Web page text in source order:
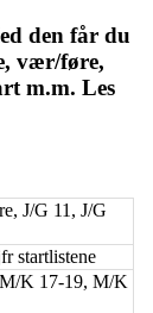
den får du
vær/føre,
m.m. Les
J/G 11, J/G
startlistene
K 17-19, M/K